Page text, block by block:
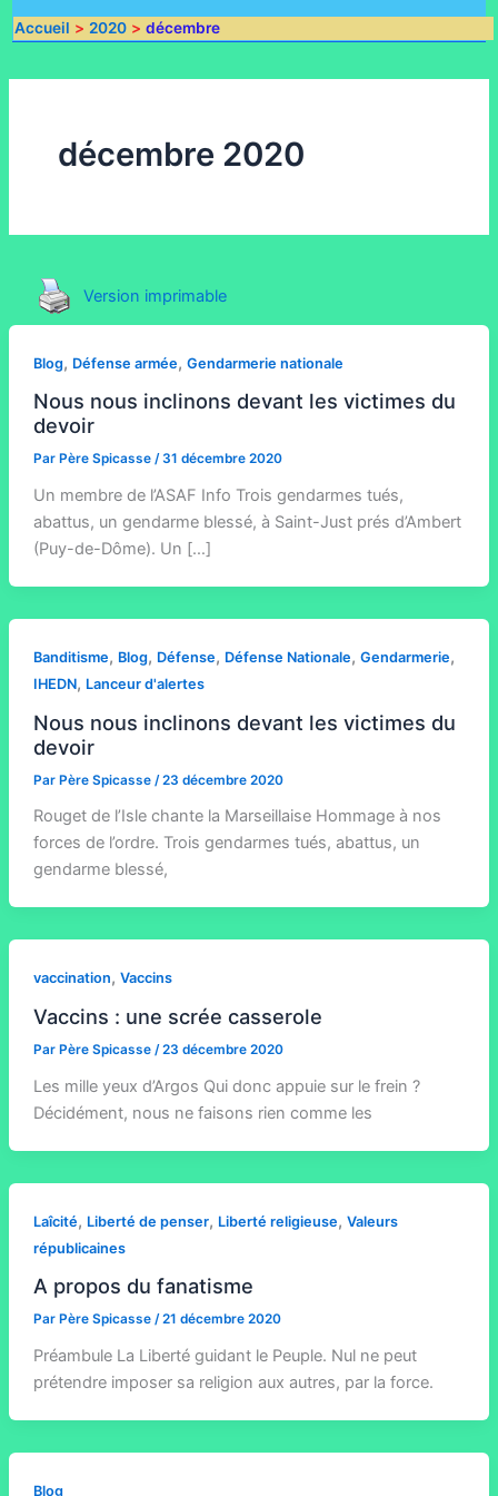
Accueil 2020 décembre
décembre 2020
Version imprimable
Blog, Défense armée, Gendarmerie nationale
Nous nous inclinons devant les victimes du
devoir
Par Père Spicasse /31 décembre 2020
Un membre de l’ASAF Info Trois gendarmes tués,
abattus, un gendarme blessé, à Saint-Just prés d’Ambert
(Puy-de-Dôme). Un […]
Banditisme, Blog, Défense, Défense Nationale, Gendarmerie,
IHEDN, Lanceur d'alertes
Nous nous inclinons devant les victimes du
devoir
Par Père Spicasse /23 décembre 2020
Rouget de l’Isle chante la Marseillaise Hommage à nos
forces de l’ordre. Trois gendarmes tués, abattus, un
gendarme blessé,
vaccination, Vaccins
Vaccins : une scrée casserole
Par Père Spicasse /23 décembre 2020
Les mille yeux d’Argos Qui donc appuie sur le frein ?
Décidément, nous ne faisons rien comme les
Laîcité, Liberté de penser, Liberté religieuse, Valeurs
républicaines
A propos du fanatisme
Par Père Spicasse /21 décembre 2020
Préambule La Liberté guidant le Peuple. Nul ne peut
prétendre imposer sa religion aux autres, par la force.
Blog